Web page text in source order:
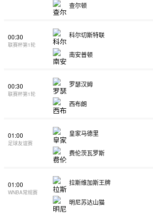
查尔顿
00:30
联赛杯第1轮
科尔切斯特联
南安普顿
00:30
联赛杯第1轮
罗瑟汉姆
西布朗
01:00
足球友谊赛
皇家马德里
费伦茨瓦罗斯
01:00
WNBA常规赛
拉斯维加斯王牌
明尼苏达山猫